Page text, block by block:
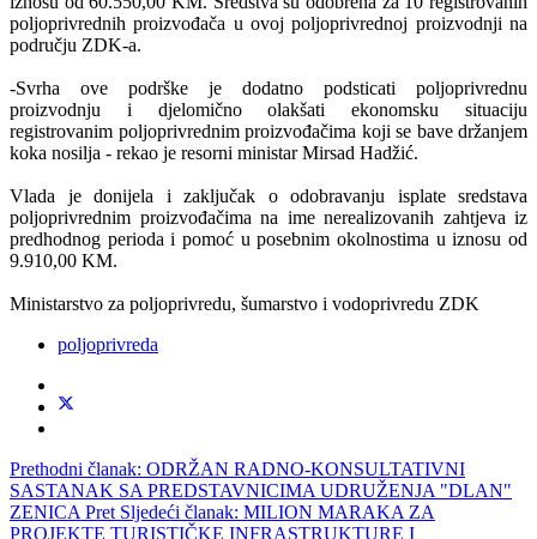
poljoprivrednih proizvođača u ovoj poljoprivrednoj proizvodnji na
području ZDK-a.
-Svrha ove podrške je dodatno podsticati poljoprivrednu
proizvodnju i djelomično olakšati ekonomsku situaciju
registrovanim poljoprivrednim proizvođačima koji se bave držanjem
koka nosilja - rekao je resorni ministar Mirsad Hadžić.
Vlada je donijela i zaključak o odobravanju isplate sredstava
poljoprivrednim proizvođačima na ime nerealizovanih zahtjeva iz
predhodnog perioda i pomoć u posebnim okolnostima u iznosu od
9.910,00 KM.
Ministarstvo za poljoprivredu, šumarstvo i vodoprivredu ZDK
poljoprivreda
Prethodni članak: ODRŽAN RADNO-KONSULTATIVNI
SASTANAK SA PREDSTAVNICIMA UDRUŽENJA "DLAN"
ZENICA Pret Sljedeći članak: MILION MARAKA ZA
PROJEKTE TURISTIČKE INFRASTRUKTURE I